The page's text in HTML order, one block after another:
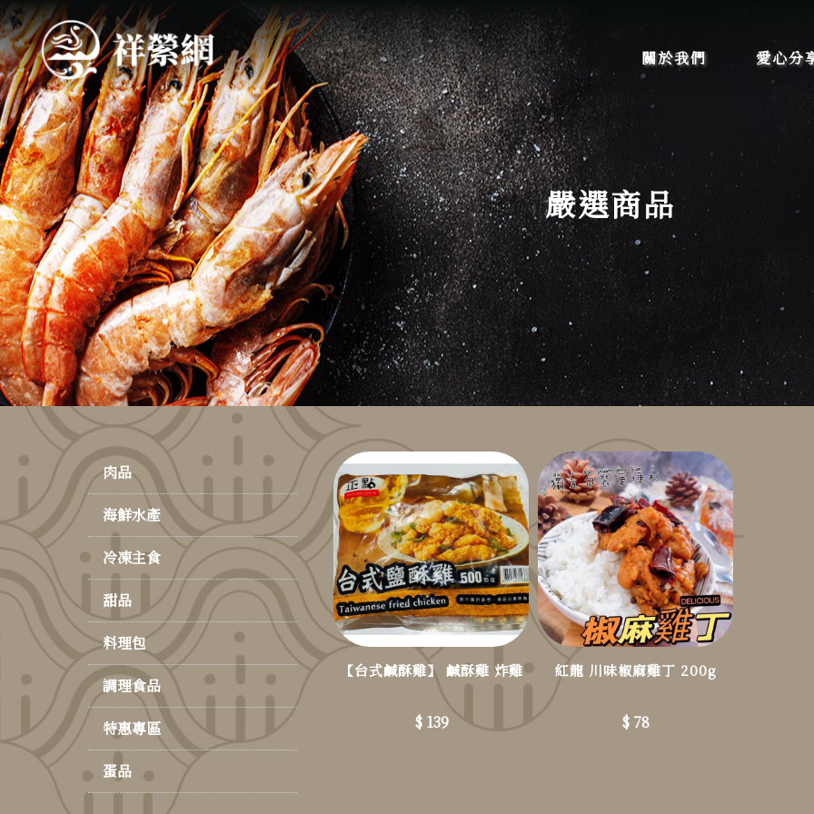
關於我們 愛心分
嚴選商品
肉品
海鮮水產
冷凍主食
甜品
料理包
調理食品
特惠專區
蛋品
【台式鹹酥雞】 鹹酥雞 炸雞
$ 139
紅龍 川味椒麻雞丁 200g
$ 78